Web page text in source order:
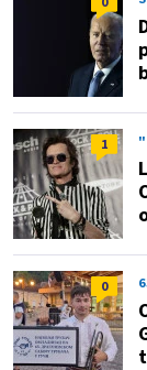
1
0